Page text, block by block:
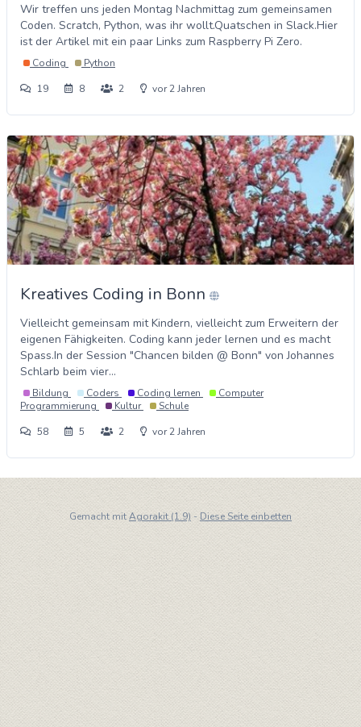
Wir treffen uns jeden Montag Nachmittag zum gemeinsamen
Coden. Scratch, Python, was ihr wollt.Quatschen in Slack.Hier
ist der Artikel mit ein paar Links zum Raspberry Pi Zero.
Coding
Python
19
8 2 vor 2 Jahren
Kreatives Coding in Bonn
Vielleicht gemeinsam mit Kindern, vielleicht zum Erweitern der
eigenen Fähigkeiten. Coding kann jeder lernen und es macht
Spass.In der Session "Chancen bilden @ Bonn" von Johannes
Schlarb beim vier...
Bildung Coders Coding lernen
Computer
Programmierung
Kultur
Schule
58
5 2 vor 2 Jahren
Gemacht mitAgorakit (1.9) - Diese Seite einbetten